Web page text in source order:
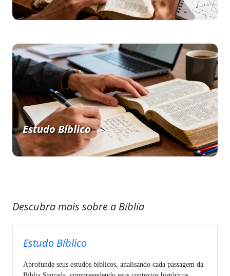
Estudo Bíblico
Descubra mais sobre a Bíblia
Estudo Bíblico
Aprofunde seus estudos bíblicos, analisando cada passagem da